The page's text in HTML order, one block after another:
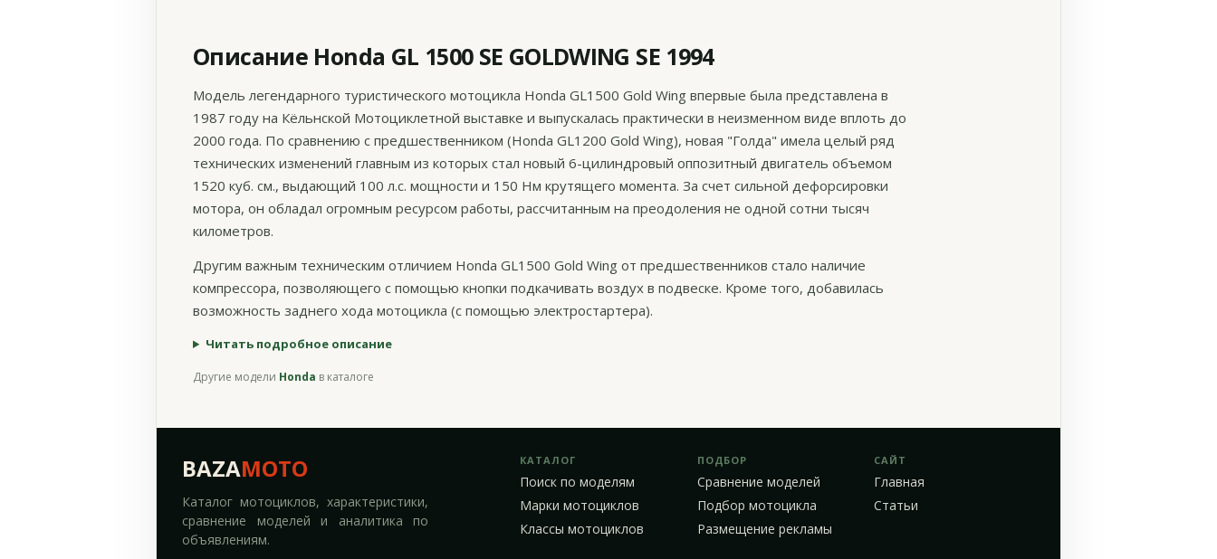
Описание Honda GL 1500 SE GOLDWING SE 1994
Модель легендарного туристического мотоцикла Honda GL1500 Gold Wing впервые была представлена в
1987 году на Кёльнской Мотоциклетной выставке и выпускалась практически в неизменном виде вплоть до
2000 года. По сравнению с предшественником (Honda GL1200 Gold Wing), новая "Голда" имела целый ряд
технических изменений главным из которых стал новый 6-цилиндровый оппозитный двигатель объемом
1520 куб. см., выдающий 100 л.с. мощности и 150 Нм крутящего момента. За счет сильной дефорсировки
мотора, он обладал огромным ресурсом работы, рассчитанным на преодоления не одной сотни тысяч
километров.
Другим важным техническим отличием Honda GL1500 Gold Wing от предшественников стало наличие
компрессора, позволяющего с помощью кнопки подкачивать воздух в подвеске. Кроме того, добавилась
возможность заднего хода мотоцикла (с помощью электростартера).
Читать подробное описание
Другие модели Honda в каталоге
BAZAMOTO
Каталог мотоциклов, характеристики,
сравнение моделей и аналитика по
объявлениям.
КАТАЛОГ
Поиск по моделям
Марки мотоциклов
Классы мотоциклов
ПОДБОР
Сравнение моделей
Подбор мотоцикла
Размещение рекламы
САЙТ
Главная
Статьи